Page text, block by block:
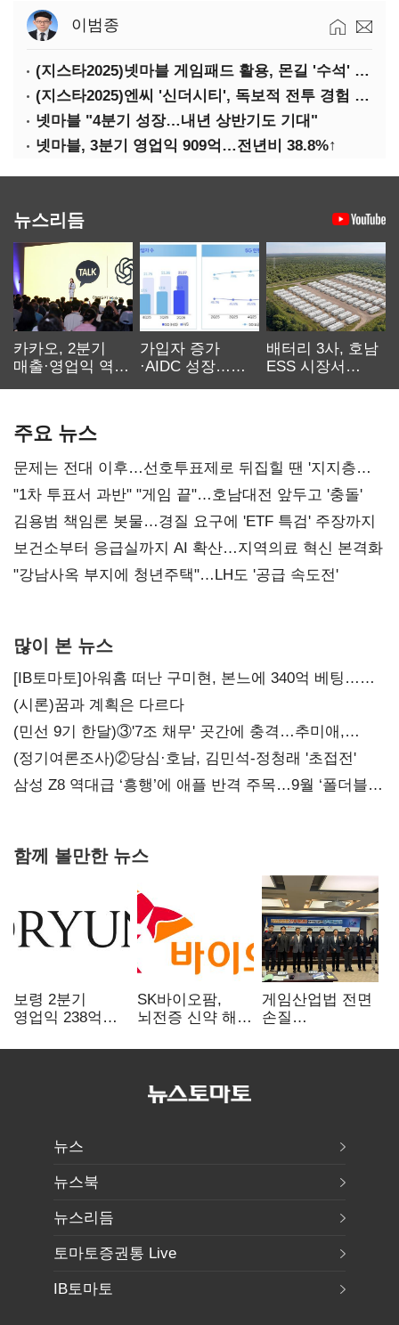
이범종
(지스타2025)넷마블 게임패드 활용, 몬길 '수석' 7대죄 '차석'
(지스타2025)엔씨 '신더시티', 독보적 전투 경험 필요
넷마블 "4분기 성장…내년 상반기도 기대"
넷마블, 3분기 영업익 909억…전년비 38.8%↑
뉴스리듬
카카오, 2분기
매출·영업익 역대
가입자 증가
·AIDC 성장…
배터리 3사, 호남
ESS 시장서
주요 뉴스
문제는 전대 이후…선호투표제로 뒤집힐 땐 '지지층
불복'
"1차 투표서 과반" "게임 끝"…호남대전 앞두고 '충돌'
김용범 책임론 봇물…경질 요구에 'ETF 특검' 주장까지
보건소부터 응급실까지 AI 확산…지역의료 혁신 본격화
"강남사옥 부지에 청년주택"…LH도 '공급 속도전'
많이 본 뉴스
[IB토마토]아워홈 떠난 구미현, 본느에 340억 베팅…
가족 지배체제 구축
(시론)꿈과 계획은 다르다
(민선 9기 한달)③'7조 채무' 곳간에 충격…추미애,
20년만에 '비상재정' 선언 승부수
(정기여론조사)②당심·호남, 김민석-정청래 '초접전'
삼성 Z8 역대급 ‘흥행’에 애플 반격 주목…9월 ‘폴더블
함께 볼만한 뉴스
보령 2분기
영업익 238억…
SK바이오팜,
뇌전증 신약 해외
차세대 신약 개발
게임산업법 전면
손질
규제 걷고
뉴스
뉴스북
뉴스리듬
토마토증권통 Live
IB토마토